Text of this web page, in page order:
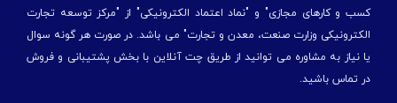
کسب و کارهای مجازی" و "نماد اعتماد الکترونیکی" از "مركز توسعه تجارت
الكترونیكی وزارت صنعت، معدن و تجارت" می باشد. در صورت هر گونه سوال
یا نیاز به مشاوره می توانید از طریق چت آنلاین با بخش پشتیبانی و فروش
در تماس باشید.